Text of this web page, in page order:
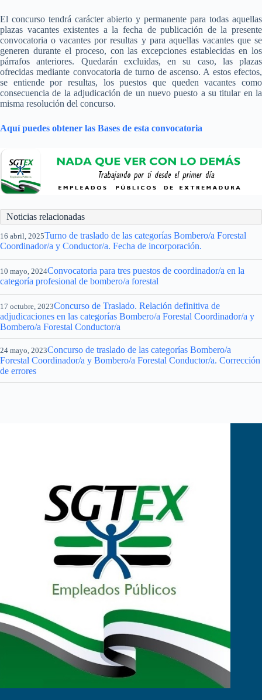
El concurso tendrá carácter abierto y permanente para todas aquellas
plazas vacantes existentes a la fecha de publicación de la presente
convocatoria o vacantes por resultas y para aquellas vacantes que se
generen durante el proceso, con las excepciones establecidas en los
párrafos anteriores. Quedarán excluidas, en su caso, las plazas
ofrecidas mediante convocatoria de turno de ascenso. A estos efectos,
se entiende por resultas, los puestos que queden vacantes como
consecuencia de la adjudicación de un nuevo puesto a su titular en la
misma resolución del concurso.
Aquí puedes obtener las Bases de esta convocatoria
Noticias relacionadas
16 abril, 2025Turno de traslado de las categorías Bombero/a Forestal
Coordinador/a y Conductor/a. Fecha de incorporación.
10 mayo, 2024Convocatoria para tres puestos de coordinador/a en la
categoría profesional de bombero/a forestal
17 octubre, 2023Concurso de Traslado. Relación definitiva de
adjudicaciones en las categorías Bombero/a Forestal Coordinador/a y
Bombero/a Forestal Conductor/a
24 mayo, 2023Concurso de traslado de las categorías Bombero/a
Forestal Coordinador/a y Bombero/a Forestal Conductor/a. Corrección
de errores